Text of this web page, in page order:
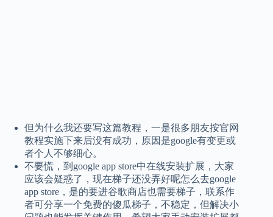
但为什么我还要写这篇教程，一是很多朋友按官网
教程实施下来后没有成功，原因是google有变更或
者个人不够细心。
不要慌，到google app store中在线安装扩展，大家
应该会疑惑了，现在梯子还没弄好呢怎么去google
app store，是的要进谷歌商店也需要梯子，联系作
者可分享一个免费的傻瓜梯子，不稳定，但解决小